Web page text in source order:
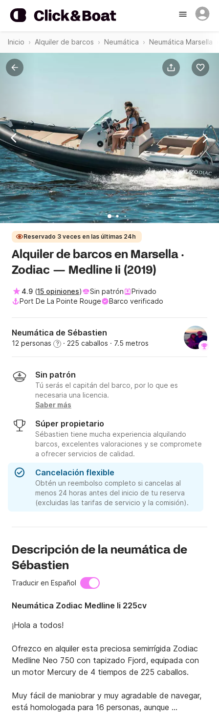
Inicio Alquiler de barcos Neumática Neumática Marsella
Reservado 3 veces en las últimas 24h
Alquiler de barcos en Marsella ·
Zodiac — Medline Ii (2019)
4.9 (15 opiniones) Sin patrón
Privado
Port De La Pointe Rouge
Barco verificado
Neumática de Sébastien
12 personas ? · 225 caballos · 7.5 metros
Sin patrón
Tú serás el capitán del barco, por lo que es
necesaria una licencia.
Saber más
Súper propietario
Sébastien tiene mucha experiencia alquilando
barcos, excelentes valoraciones y se compromete
a ofrecer servicios de calidad.
Cancelación flexible
Obtén un reembolso completo si cancelas al
menos 24 horas antes del inicio de tu reserva
(excluidas las tarifas de servicio y la comisión).
Descripción de la neumática de
Sébastien
Traducir en Español
Neumática Zodiac Medline Ii 225cv
¡Hola a todos!
Ofrezco en alquiler esta preciosa semirrígida Zodiac
Medline Neo 750 con tapizado Fjord, equipada con
un motor Mercury de 4 tiempos de 225 caballos.
Muy fácil de maniobrar y muy agradable de navegar,
está homologada para 16 personas, aunque